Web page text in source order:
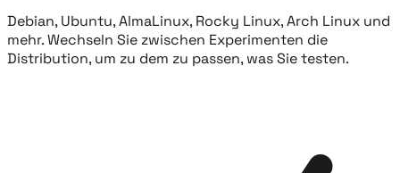
Debian, Ubuntu, AlmaLinux, Rocky Linux, Arch Linux und
mehr. Wechseln Sie zwischen Experimenten die
Distribution, um zu dem zu passen, was Sie testen.